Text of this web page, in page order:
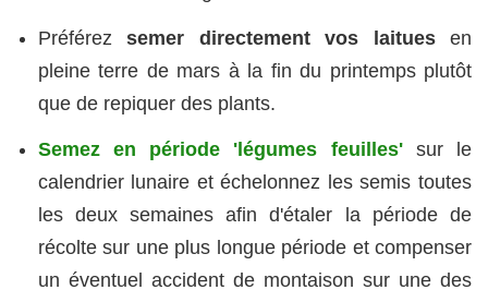
Préférezsemer directement vos laituesen
pleine terre de mars à la fin du printemps plutôt
que de repiquer des plants.
Semez en période 'légumes feuilles'sur le
calendrier lunaire et échelonnez les semis toutes
les deux semaines afin d'étaler la période de
récolte sur une plus longue période et compenser
un éventuel accident de montaison sur une des